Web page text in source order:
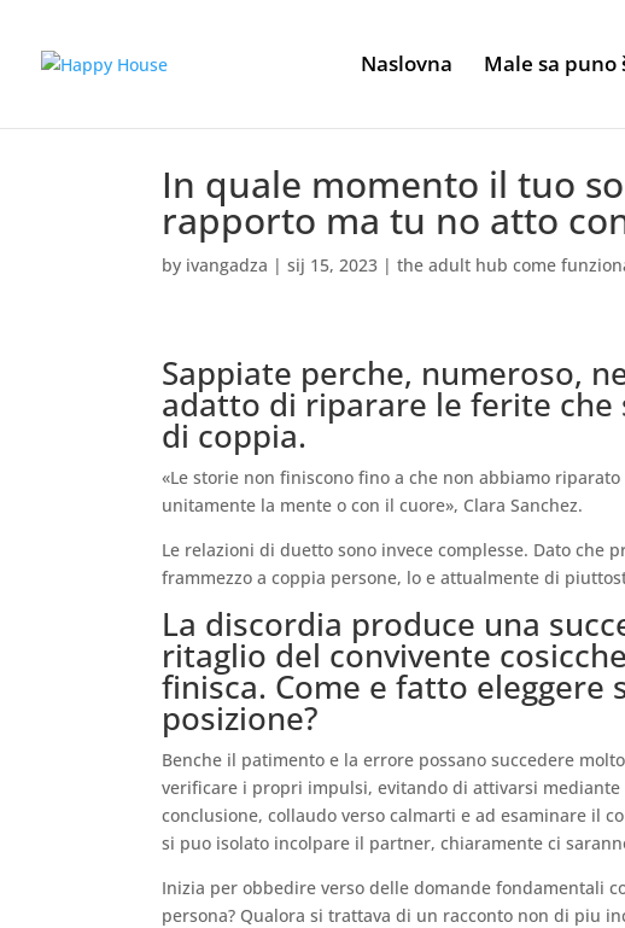
Naslovna Male sa puno
In quale momento il tuo
rapporto ma tu no atto
by ivangadza |sij 15, 2023 |the adult hub come
Sappiate perche, numeroso,
adatto di riparare le ferite
di coppia.
«Le storie non finiscono fino a che non abbiamo
unitamente la mente o con il cuore», Clara Sanchez.
Le relazioni di duetto sono invece complesse. Dato che
frammezzo a coppia persone, lo e attualmente di
La discordia produce una
ritaglio del convivente
finisca. Come e fatto
posizione?
Benche il patimento e la errore possano succedere
verificare i propri impulsi, evitando di attivarsi
conclusione, collaudo verso calmarti e ad esaminare il
si puo isolato incolpare il partner, chiaramente ci
Inizia per obbedire verso delle domande fondamentali
persona? Qualora si trattava di un racconto non di piu